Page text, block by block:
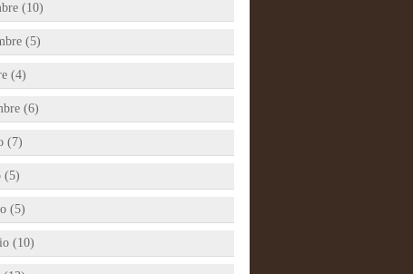
(10)
(5)
(4)
(6)
(7)
(5)
(5)
(10)